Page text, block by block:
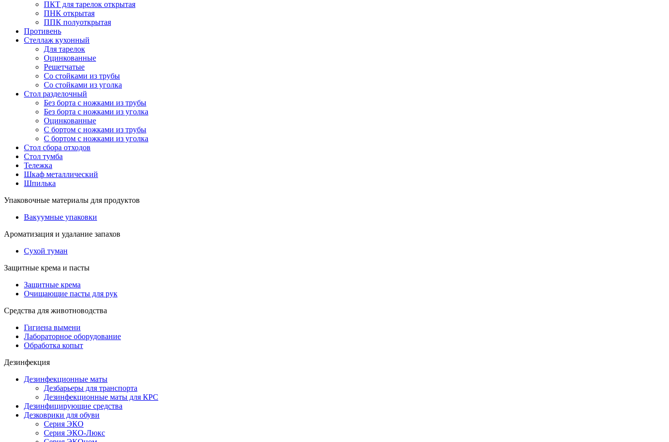
ПКТ для тарелок открытая
ПНК открытая
ППК полуоткрытая
Противень
Стеллаж кухонный
Для тарелок
Оцинкованные
Решетчатые
Со стойками из трубы
Со стойками из уголка
Стол разделочный
Без борта с ножками из трубы
Без борта с ножками из уголка
Оцинкованные
С бортом с ножками из трубы
С бортом с ножками из уголка
Стол сбора отходов
Стол тумба
Тележка
Шкаф металлический
Шпилька
Упаковочные материалы для продуктов
Вакуумные упаковки
Ароматизация и удалание запахов
Сухой туман
Защитные крема и пасты
Защитные крема
Очищающие пасты для рук
Средства для животноводства
Гигиена вымени
Лабораторное оборудование
Обработка копыт
Дезинфекция
Дезинфекционные маты
Дезбарьеры для транспорта
Дезинфекционные маты для КРС
Дезинфицирующие средства
Дезковрики для обуви
Серия ЭКО
Серия ЭКО-Люкс